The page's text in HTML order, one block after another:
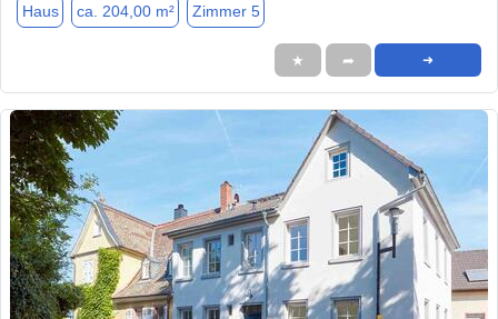
Haus ca. 204,00 m² Zimmer 5
★ ➦ ➜